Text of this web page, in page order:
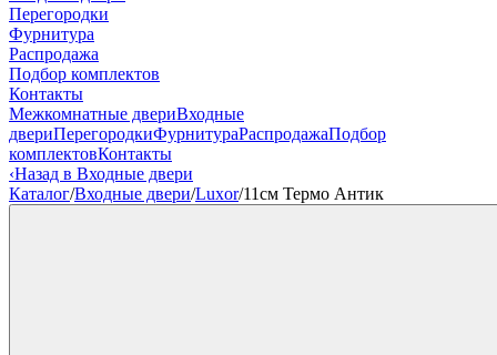
Перегородки
Фурнитура
Распродажа
Подбор комплектов
Контакты
Межкомнатные двериВходные
двериПерегородкиФурнитураРаспродажаПодбор
комплектовКонтакты
‹Назад в Входные двери
Каталог/Входные двери/Luxor/11см Термо Антик